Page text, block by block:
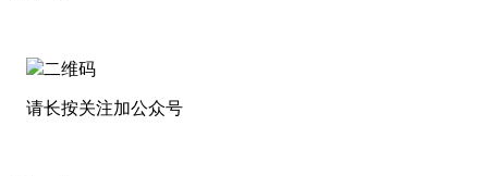
请长按关注加公众号